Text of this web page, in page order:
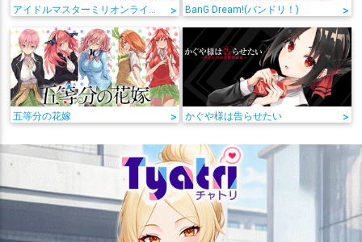
アイドルマスターミリオンライブ! > BanG Dream!(バンドリ！) >
五等分の花嫁 > かぐや様は告らせたい >